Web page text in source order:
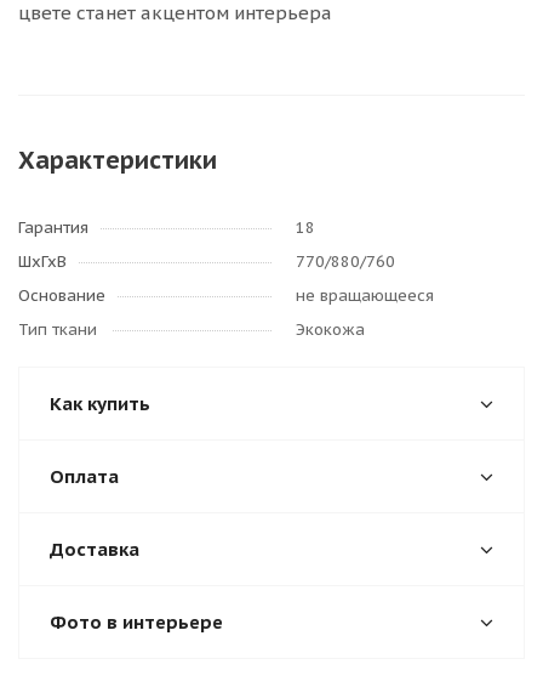
цвете станет акцентом интерьера
Характеристики
Гарантия
18
ШхГхВ
770/880/760
Основание
не вращающееся
Тип ткани
Экокожа
Как купить
Оплата
Доставка
Фото в интерьере